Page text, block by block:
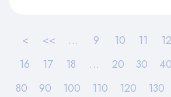
< << … 9 10 11 12
16
17 18 … 20 30 40
80
90 100 110 120 130